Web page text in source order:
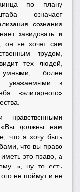
по плану
означает
сознания
завидовать и
он не хочет сам
трудом,
тех людей,
более
уважаемыми в
«элитарного»
«Вы должны нам
что я хочу быть
что вы право
это право, а
ну то есть
не поймут и не